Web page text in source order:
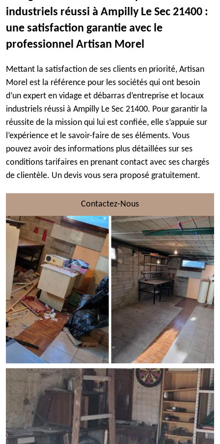
industriels réussi à Ampilly Le Sec 21400 :
une satisfaction garantie avec le
professionnel Artisan Morel
Mettant la satisfaction de ses clients en priorité, Artisan
Morel est la référence pour les sociétés qui ont besoin
d’un expert en vidage et débarras d’entreprise et locaux
industriels réussi à Ampilly Le Sec 21400. Pour garantir la
réussite de la mission qui lui est confiée, elle s’appuie sur
l’expérience et le savoir-faire de ses éléments. Vous
pouvez avoir des informations plus détaillées sur ses
conditions tarifaires en prenant contact avec ses chargés
de clientèle. Un devis vous sera proposé gratuitement.
Contactez-Nous